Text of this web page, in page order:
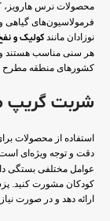
محصولات نرس هارویز،
فرمولاسیون‌های گیاهی
نوزادان مانند کولیک و
هر سنی مناسب هستند و
کشورهای منطقه مطرح
شربت گریپ
استفاده از محصولات
دقت و توجه ویژه‌ای
عوامل مختلفی بستگی
کودکان مشورت کنید.
ارائه دهد و در صورت